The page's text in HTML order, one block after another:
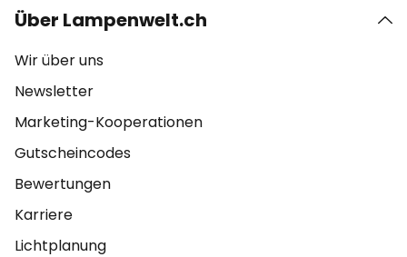
Über Lampenwelt.ch
Wir über uns
Newsletter
Marketing-Kooperationen
Gutscheincodes
Bewertungen
Karriere
Lichtplanung